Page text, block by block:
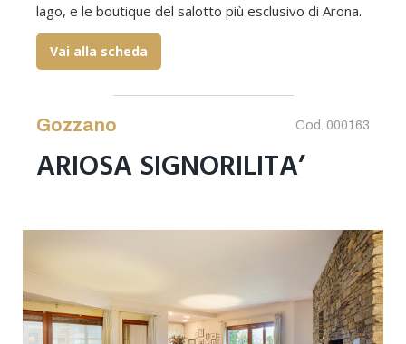
lago, e le boutique del salotto più esclusivo di Arona.
Vai alla scheda
Gozzano Cod. 000163
ARIOSA SIGNORILITA’